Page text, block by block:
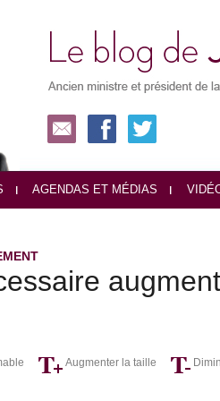
AGENDAS ET MÉDIAS
Augmenter la taille